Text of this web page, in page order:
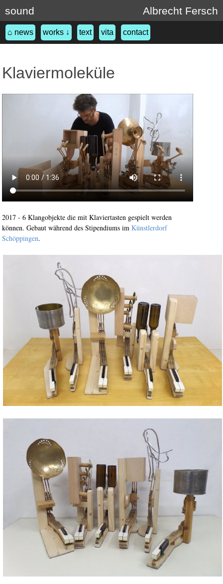
sound Albrecht Fersch
⌂ news works ↓ text vita contact
Klaviermoleküle
2017 - 6 Klangobjekte die mit Klaviertasten gespielt werden
können. Gebaut während des Stipendiums im Künstlerdorf
Schöppingen.